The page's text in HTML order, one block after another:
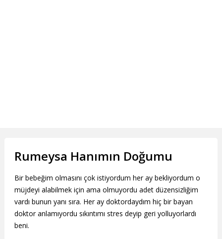
Rumeysa Hanımın Doğumu
Bir bebeğim olmasını çok istiyordum her ay bekliyordum o
müjdeyi alabilmek için ama olmuyordu adet düzensizliğim
vardı bunun yanı sıra. Her ay doktordaydım hiç bir bayan
doktor anlamıyordu sıkıntımı stres deyip geri yolluyorlardı
beni.